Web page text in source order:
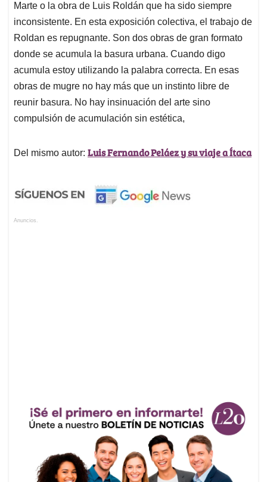
Marte o la obra de Luis Roldán que ha sido siempre
inconsistente. En esta exposición colectiva, el trabajo de
Roldan es repugnante. Son dos obras de gran formato
donde se acumula la basura urbana. Cuando digo
acumula estoy utilizando la palabra correcta. En esas
obras de mugre no hay más que un instinto libre de
reunir basura. No hay insinuación del arte sino
compulsión de acumulación sin estética,
Del mismo autor: Luis Fernando Peláez y su viaje a Ítaca
Anuncios.